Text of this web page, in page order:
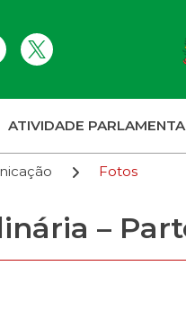
ATIVIDADE
Fotos
–